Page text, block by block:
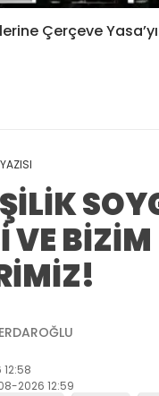
Çerçeve
VE BİZİM
2026 12:59